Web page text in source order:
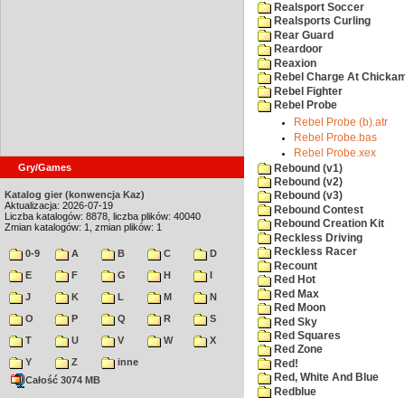
Gry/Games
Katalog gier (konwencja Kaz)
Aktualizacja: 2026-07-19
Liczba katalogów: 8878, liczba plików: 40040
Zmian katalogów: 1, zmian plików: 1
0-9 A B C
D
E
F G H
I
J
K L M
N
O
P Q R
S
T
U V W
X
Y
Z
inne
Całość 3074 MB
Realsport Soccer
Realsports Curling
Rear Guard
Reardoor
Reaxion
Rebel Charge At
Rebel Fighter
Rebel Probe
Rebel Probe (b).atr
Rebel Probe.bas
Rebel Probe.xex
Rebound (v1)
Rebound (v2)
Rebound (v3)
Rebound Contest
Rebound Creation Kit
Reckless Driving
Reckless Racer
Recount
Red Hot
Red Max
Red Moon
Red Sky
Red Squares
Red Zone
Red!
Red, White And Blue
Redblue